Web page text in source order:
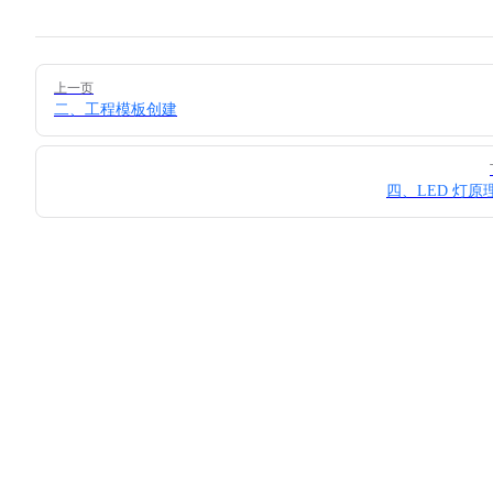
Pager
上一页
二、工程模板创建
四、LED 灯原